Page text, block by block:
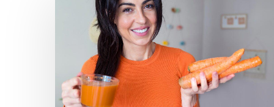
Wciśnij enter żeby wyszukać lub ESC żeby